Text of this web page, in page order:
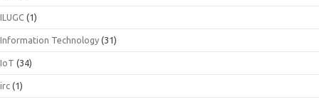
ILUGC (1)
Information Technology (31)
IoT (34)
irc (1)